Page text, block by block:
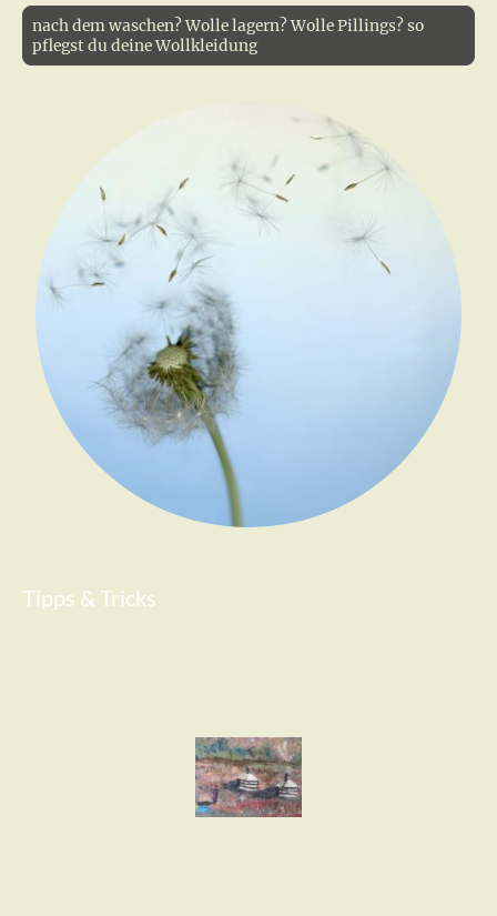
nach dem waschen? Wolle lagern? Wolle Pillings? so
pflegst du deine Wollkleidung
Tipps & Tricks